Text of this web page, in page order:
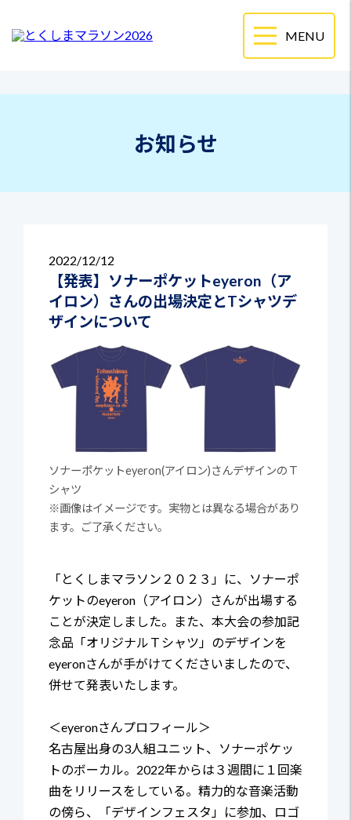
お知らせ
2022 12/12
【発表】ソナーポケットeyeron（ア
イロン）さんの出場決定とTシャツデ
ザインについて
ソナーポケットeyeron(アイロン)さんデザインのＴ
シャツ
※画像はイメージです。実物とは異なる場合があり
ます。ご了承ください。
「とくしまマラソン２０２３」に、ソナーポ
ケットのeyeron（アイロン）さんが出場する
ことが決定しました。また、本大会の参加記
念品「オリジナルＴシャツ」のデザインを
eyeronさんが手がけてくださいましたので、
併せて発表いたします。
＜eyeronさんプロフィール＞
名古屋出身の3人組ユニット、ソナーポケッ
トのボーカル。2022年からは３週間に１回楽
曲をリリースをしている。精力的な音楽活動
の傍ら、「デザインフェスタ」に参加、ロゴ